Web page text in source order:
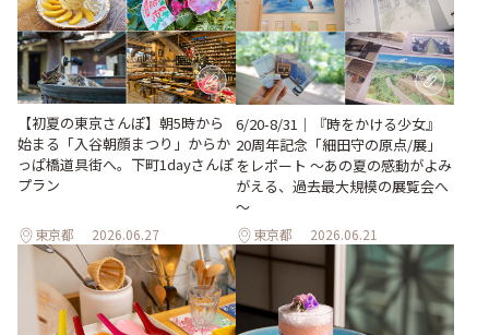
【初夏の東京さんぽ】朝5時から
始まる「入谷朝顔まつり」からか
っぱ橋道具街へ。下町1dayさんぽ
プラン
東京都 2026.06.27
6/20-8/31｜『時をかける少女』
20周年記念「細田守の原点/展」
をレポート ～あの夏の感動がよみ
がえる、過去最大規模の展覧会へ
～
東京都 2026.06.21